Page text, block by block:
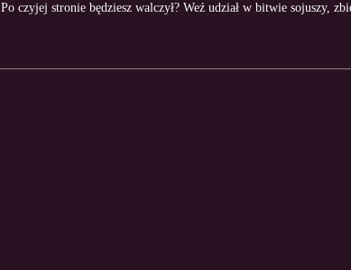
Po czyjej stronie będziesz walczył? Weź udział w bitwie sojuszy,